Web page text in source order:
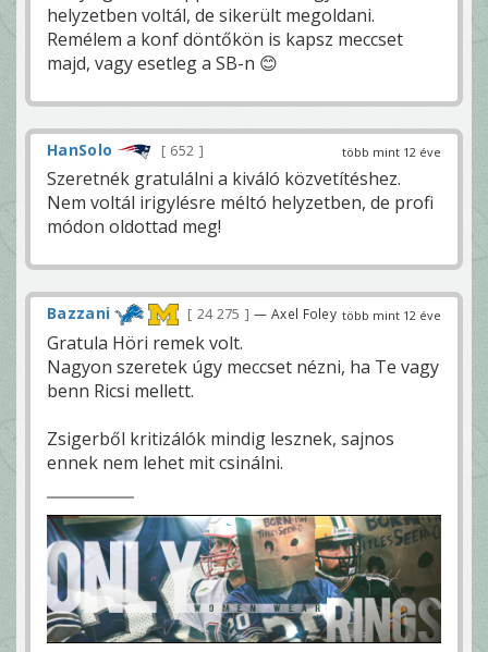
helyzetben voltál, de sikerült megoldani.
Remélem a konf döntőkön is kapsz meccset
majd, vagy esetleg a SB-n 😊
több mint 12 éve
HanSolo 652
Szeretnék gratulálni a kiváló közvetítéshez.
Nem voltál irigylésre méltó helyzetben, de profi
módon oldottad meg!
több mint 12 éve
Bazzani 24 275 — Axel Foley
Gratula Höri remek volt.
Nagyon szeretek úgy meccset nézni, ha Te vagy
benn Ricsi mellett.
Zsigerből kritizálók mindig lesznek, sajnos
ennek nem lehet mit csinálni.